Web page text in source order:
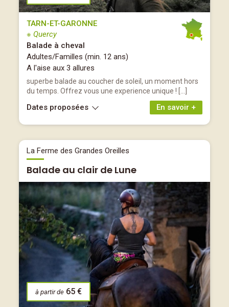
TARN-ET-GARONNE
※ Quercy
Balade à cheval
Adultes/Familles (min. 12 ans)
A l'aise aux 3 allures
superbe balade au coucher de soleil, un moment hors
du temps. Offrez vous une experience unique ! […]
En savoir +
Dates proposées
La Ferme des Grandes Oreilles
Balade au clair de Lune
à partir de 65 €